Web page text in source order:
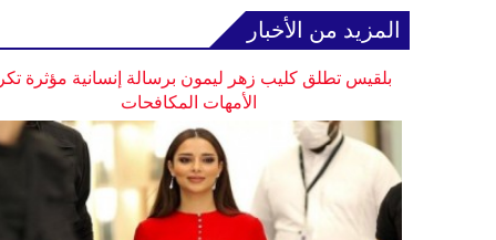
المزيد من الأخبار
بلقيس تطلق كليب زهر ليمون برسالة إنسانية مؤثرة
الأمهات المكافحات